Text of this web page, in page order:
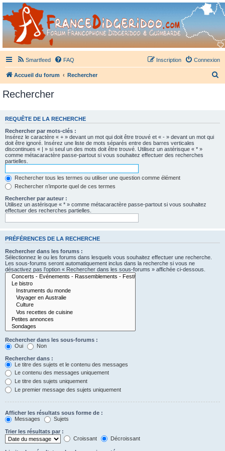
France Didgeridoo
Didgeridoo et Guimbarde sur France Didgeridoo - retrouvez la communauté.
Smartfeed FAQ Connexion
Inscription
Accueil du forum Rechercher
e
Rechercher
REQUÊTE DE LA RECHERCHE
Rechercher par mots-clés :
Insérez le caractère « + » devant un mot qui doit être trouvé et « - » devant un mot qui
doit être ignoré. Insérez une liste de mots séparés entre des barres verticales
discontinues « | » si seul un des mots doit être trouvé. Utilisez un astérisque « * »
comme métacaractère passe-partout si vous souhaitez effectuer des recherches
partielles.
Rechercher tous les termes ou utiliser une question comme élément
Rechercher n’importe quel de ces termes
Rechercher par auteur :
Utilisez un astérisque « * » comme métacaractère passe-partout si vous souhaitez
effectuer des recherches partielles.
PRÉFÉRENCES DE LA RECHERCHE
Rechercher dans les forums :
Sélectionnez le ou les forums dans lesquels vous souhaitez effectuer une recherche.
Les sous-forums seront automatiquement inclus dans la recherche si vous ne
désactivez pas l’option « Rechercher dans les sous-forums » affichée ci-dessous.
Rechercher dans les sous-forums :
Oui
Non
Rechercher dans :
Le titre des sujets et le contenu des messages
Le contenu des messages uniquement
Le titre des sujets uniquement
Le premier message des sujets uniquement
Afficher les résultats sous forme de :
Messages
Sujets
Trier les résultats par :
Croissant
Décroissant